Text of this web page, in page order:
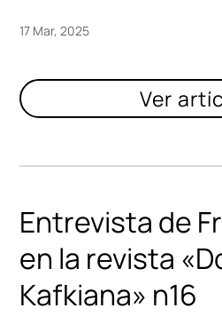
17 Mar, 2025
Entrevista de
en la revista
Kafkiana» n16